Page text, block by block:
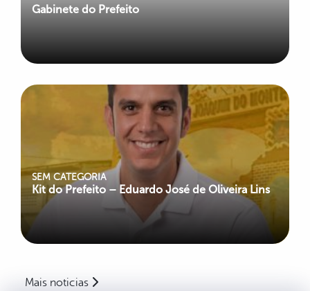
Gabinete do Prefeito
SEM CATEGORIA
Kit do Prefeito – Eduardo José de Oliveira Lins
Mais noticias